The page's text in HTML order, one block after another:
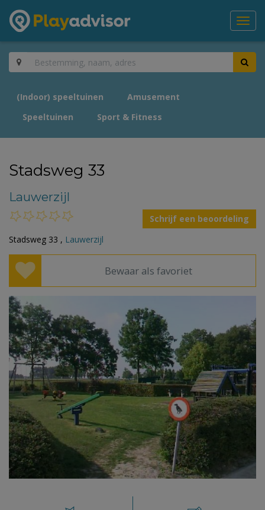
(Indoor) speeltuinen
Amusement
Speeltuinen
Sport & Fitness
Stadsweg 33
Lauwerzijl
Schrijf een beoordeling
Stadsweg 33 , Lauwerzijl
Bewaar als favoriet